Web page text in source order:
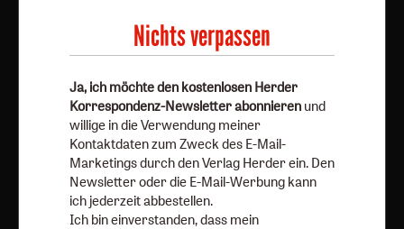
Nach oben
Nichts verpassen
Ja, ich möchte den kostenlosen Herder
Korrespondenz-Newsletter abonnieren und
willige in die Verwendung meiner
Kontaktdaten zum Zweck des E-Mail-
Marketings durch den Verlag Herder ein. Den
Newsletter oder die E-Mail-Werbung kann
ich jederzeit abbestellen.
Ich bin einverstanden, dass mein